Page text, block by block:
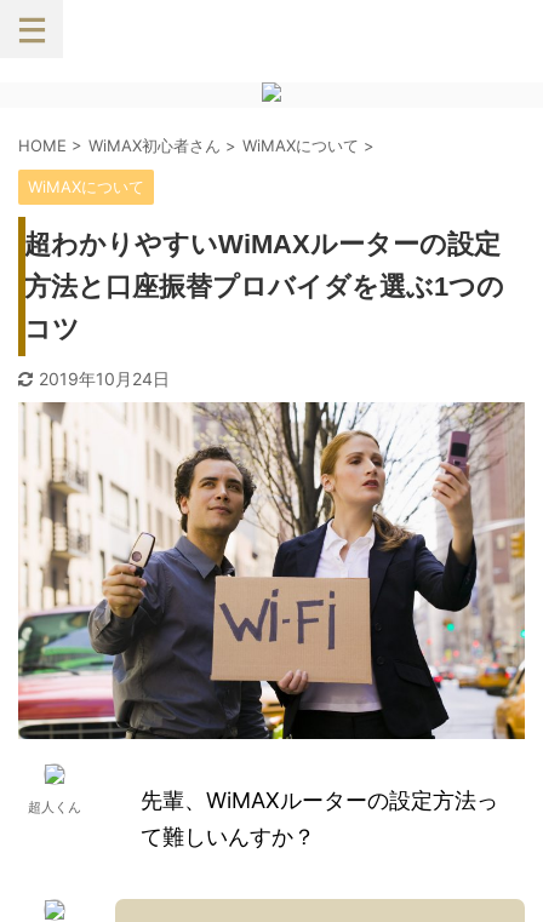
HOME > WiMAX初心者さん > WiMAXについて >
WiMAXについて
超わかりやすいWiMAXルーターの設定
方法と口座振替プロバイダを選ぶ1つの
コツ
2019年10月24日
超人くん
先輩、WiMAXルーターの設定方法っ
て難しいんすか？